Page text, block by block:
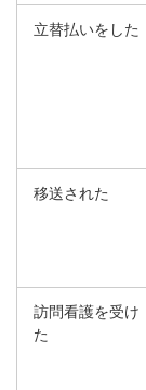
立替払いをした
移送された
訪問看護を受け
た